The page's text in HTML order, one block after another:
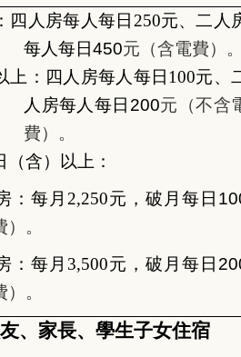
四人房每人每日250元、二人
每人每日450元（含電費）
上：四人房每人每日100元、
人房每人每日200元（不含
費）。
（含）以上：
：每月2,250元，破月每日
。
：每月3,500元，破月每日
。
、家長、學生子女住宿